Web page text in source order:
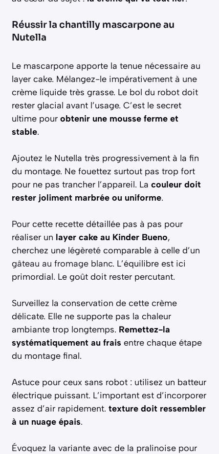
Réussir la chantilly mascarpone au
Nutella
Le mascarpone apporte la tenue nécessaire au
layer cake. Mélangez-le impérativement à une
crème liquide très grasse. Le bol du robot doit
rester glacial avant l’usage. C’est le secret
ultime pour obtenir une mousse ferme et
stable.
Ajoutez le Nutella très progressivement à la fin
du montage. Ne fouettez surtout pas trop fort
pour ne pas trancher l’appareil. La couleur doit
rester joliment marbrée ou uniforme.
Pour cette recette détaillée pas à pas pour
réaliser un layer cake au Kinder Bueno,
cherchez une légèreté comparable à celle d’un
gâteau au fromage blanc. L’équilibre est ici
primordial. Le goût doit rester percutant.
Surveillez la conservation de cette crème
délicate. Elle ne supporte pas la chaleur
ambiante trop longtemps. Remettez-la
systématiquement au frais entre chaque étape
du montage final.
Astuce pour ceux sans robot : utilisez un batteur
électrique puissant. L’important est d’incorporer
assez d’air rapidement. texture doit ressembler
à un nuage épais.
Évoquez la variante avec de la pralinoise pour